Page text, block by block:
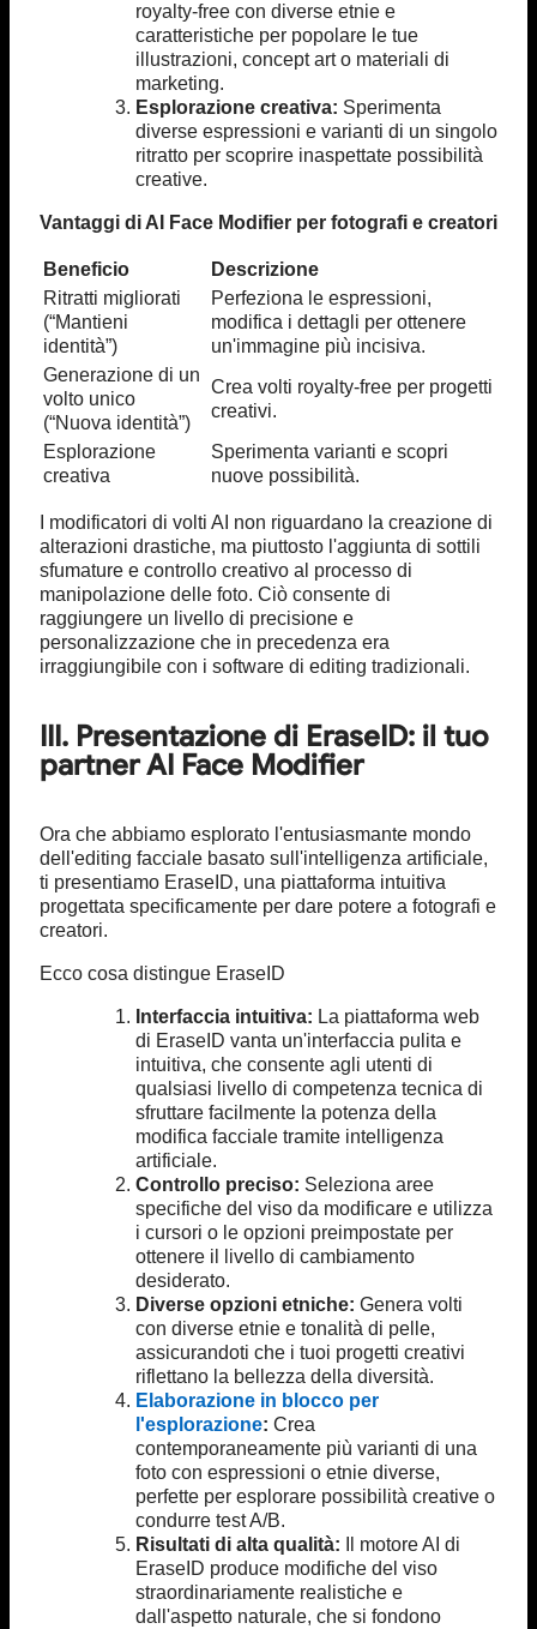
royalty-free con diverse etnie e
caratteristiche per popolare le tue
illustrazioni, concept art o materiali di
marketing.
Esplorazione creativa: Sperimenta
diverse espressioni e varianti di un singolo
ritratto per scoprire inaspettate possibilità
creative.
Vantaggi di AI Face Modifier per fotografi e creatori
Beneficio
Descrizione
Ritratti migliorati
(“Mantieni
identità”)
Perfeziona le espressioni,
modifica i dettagli per ottenere
un'immagine più incisiva.
Generazione di un
volto unico
(“Nuova identità”)
Crea volti royalty-free per progetti
creativi.
Esplorazione
creativa
Sperimenta varianti e scopri
nuove possibilità.
I modificatori di volti AI non riguardano la creazione di
alterazioni drastiche, ma piuttosto l'aggiunta di sottili
sfumature e controllo creativo al processo di
manipolazione delle foto. Ciò consente di
raggiungere un livello di precisione e
personalizzazione che in precedenza era
irraggiungibile con i software di editing tradizionali.
III. Presentazione di EraseID: il tuo
partner AI Face Modifier
Ora che abbiamo esplorato l'entusiasmante mondo
dell'editing facciale basato sull'intelligenza artificiale,
ti presentiamo EraseID, una piattaforma intuitiva
progettata specificamente per dare potere a fotografi e
creatori.
Ecco cosa distingue EraseID
Interfaccia intuitiva: La piattaforma web
di EraseID vanta un'interfaccia pulita e
intuitiva, che consente agli utenti di
qualsiasi livello di competenza tecnica di
sfruttare facilmente la potenza della
modifica facciale tramite intelligenza
artificiale.
Controllo preciso: Seleziona aree
specifiche del viso da modificare e utilizza
i cursori o le opzioni preimpostate per
ottenere il livello di cambiamento
desiderato.
Diverse opzioni etniche: Genera volti
con diverse etnie e tonalità di pelle,
assicurandoti che i tuoi progetti creativi
riflettano la bellezza della diversità.
Elaborazione in blocco per
l'esplorazione: Crea
contemporaneamente più varianti di una
foto con espressioni o etnie diverse,
perfette per esplorare possibilità creative o
condurre test A/B.
Risultati di alta qualità: Il motore AI di
EraseID produce modifiche del viso
straordinariamente realistiche e
dall'aspetto naturale, che si fondono